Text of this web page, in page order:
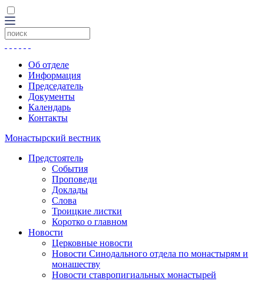
Об отделе
Информация
Председатель
Документы
Календарь
Контакты
Монастырский вестник
Предстоятель
События
Проповеди
Доклады
Слова
Троицкие листки
Коротко о главном
Новости
Церковные новости
Новости Синодального отдела по монастырям и
монашеству
Новости ставропигиальных монастырей